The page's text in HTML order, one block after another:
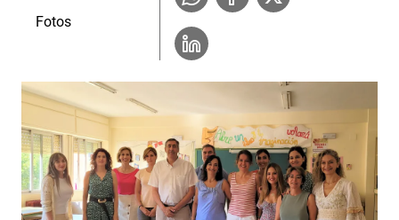
Fotos